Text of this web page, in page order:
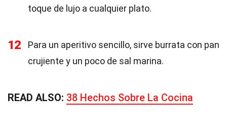
toque de lujo a cualquier plato.
12
Para un aperitivo sencillo, sirve burrata con pan
crujiente y un poco de sal marina.
READ ALSO: 38 Hechos Sobre La Cocina